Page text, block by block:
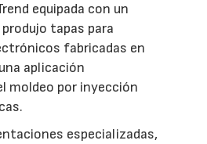
equipada con un
tapas para
fabricadas en
aplicación
moldeo por inyección
especializadas,